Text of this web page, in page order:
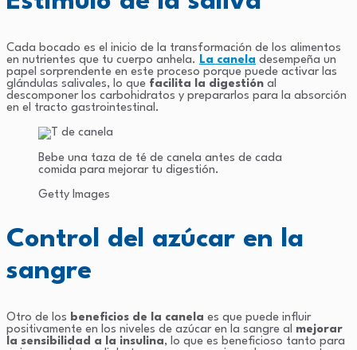
Cada bocado es el inicio de la transformación de los alimentos
en nutrientes que tu cuerpo anhela. La canela desempeña un
papel sorprendente en este proceso porque puede activar las
glándulas salivales, lo que facilita la digestión al
descomponer los carbohidratos y prepararlos para la absorción
en el tracto gastrointestinal.
Bebe una taza de té de canela antes de cada
comida para mejorar tu digestión.
Getty Images
Control del azúcar en la
sangre
Otro de los beneficios de la canela es que puede influir
positivamente en los niveles de azúcar en la sangre al mejorar
la sensibilidad a la insulina, lo que es beneficioso tanto para